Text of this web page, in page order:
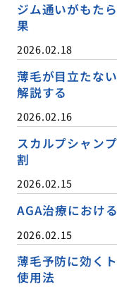
ジム通いがもた
果
2026.02.18
薄毛が目立たな
解説する
2026.02.16
スカルプシャン
割
2026.02.15
AGA治療におけ
2026.02.15
薄毛予防に効く
使用法